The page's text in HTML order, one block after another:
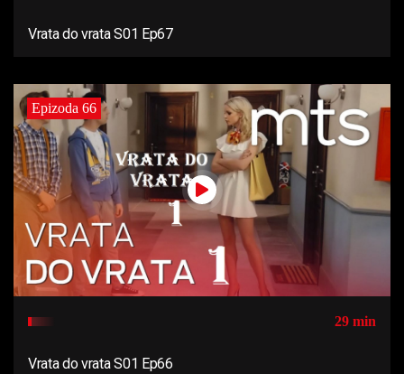
Vrata do vrata S01 Ep67
Epizoda 66
29 min
Vrata do vrata S01 Ep66